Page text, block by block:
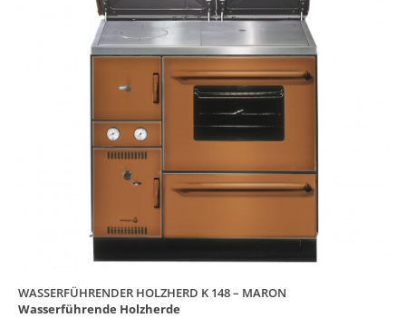
WASSERFÜHRENDER HOLZHERD K 148 – MARON
Wasserführende Holzherde